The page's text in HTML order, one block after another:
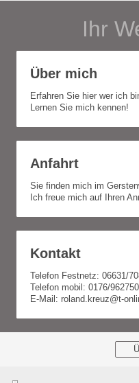
Ihr
Über mich
Erfahren Sie hier wer ich
Lernen Sie mich kennen!
Anfahrt
Sie finden mich im
Ich freue mich auf Ihren
Kontakt
Telefon Festnetz: 06631/
Telefon mobil: 0176/
E-Mail: roland.kreuz@t-